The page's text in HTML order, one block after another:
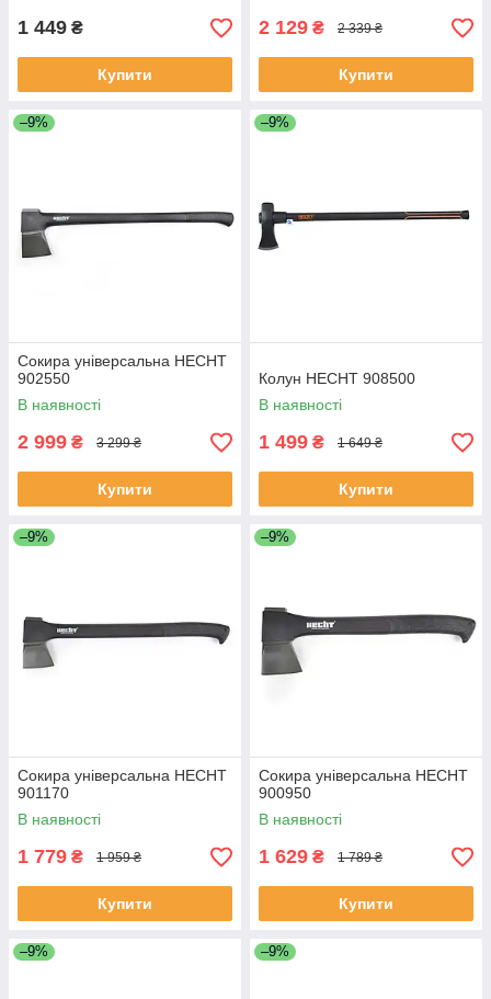
1 449 ₴
Купити
2 129 ₴ 2 339 ₴
Купити
–9%
Сокира універсальна HECHT
902550
В наявності
2 999 ₴ 3 299 ₴
Купити
–9%
Колун HECHT 908500
В наявності
1 499 ₴ 1 649 ₴
Купити
–9%
Сокира універсальна HECHT
901170
В наявності
1 779 ₴ 1 959 ₴
Купити
–9%
Сокира універсальна HECHT
900950
В наявності
1 629 ₴ 1 789 ₴
Купити
–9% –9%